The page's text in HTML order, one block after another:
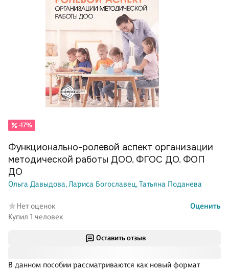
Оставить отзыв
В данном пособии рассматриваются как новый формат
-17%
Функционально-ролевой аспект организации
методической работы ДОО. ФГОС ДО. ФОП
ДО
Ольга Давыдова,Лариса Богославец,Татьяна Поданева
Нет оценок
Оценить
Купил 1 человек